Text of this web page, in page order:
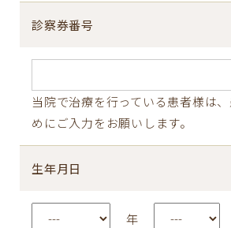
診察券番号
当院で治療を行っている患者様は
めにご入力をお願いします。
生年月日
年